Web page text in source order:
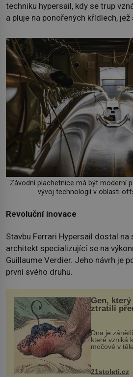
techniku hypersail, kdy se trup
a pluje na ponořených křídlech,
Závodní plachetnice má být moderní
vývoj technologií v oblasti
Revoluční inovace
Stavbu Ferrari Hypersail dostal
architekt specializující se na
Guillaume Verdier. Jeho návrh je
první svého druhu.
Gen,
ztratili
mohl
„nemoci
Dna je
které vzniká
močové v
nohou, a
21stoleti.cz